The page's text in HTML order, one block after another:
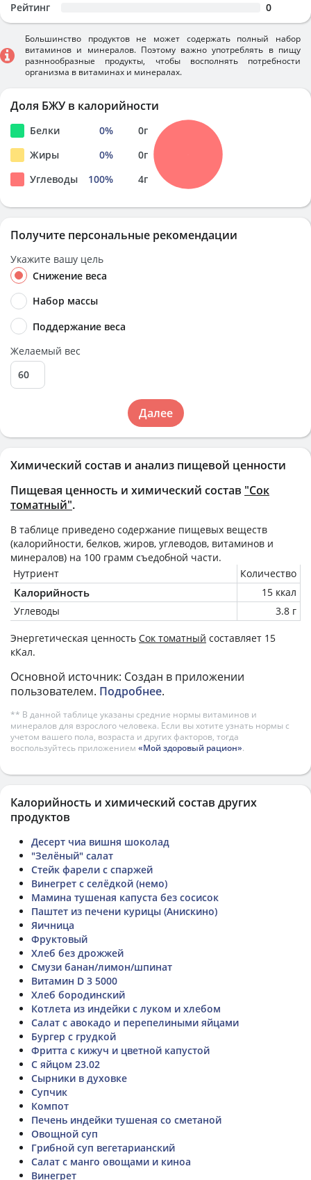
Химический состав и анализ пищевой ценности
Пищевая ценность и химический состав "Сок
томатный".
В таблице приведено содержание пищевых веществ
(калорийности, белков, жиров, углеводов, витаминов и
минералов) на 100 грамм съедобной части.
Нутриент
Количество
Калорийность
15 ккал
Углеводы
3.8 г
Энергетическая ценность Сок томатный составляет 15
кКал.
Основной источник: Создан в приложении
пользователем. Подробнее.
** В данной таблице указаны средние нормы витаминов и
минералов для взрослого человека. Если вы хотите узнать нормы с
учетом вашего пола, возраста и других факторов, тогда
воспользуйтесь приложением «Мой здоровый рацион».
Рейтинг 0
Большинство продуктов не может содержать полный набор
витаминов и минералов. Поэтому важно употреблять в пищу
разннообразные продукты, чтобы восполнять потребности
организма в витаминах и минералах.
Доля БЖУ в калорийности
Белки 0% 0г
Жиры
0% 0г
Углеводы
100% 4г
Получите персональные рекомендации
Укажите вашу цель
Снижение веса
Набор массы
Поддержание веса
Желаемый вес
Далее
Калорийность и химический состав других
продуктов
Десерт чиа вишня шоколад
"Зелёный" салат
Стейк фарели с спаржей
Винегрет с селёдкой (немо)
Мамина тушеная капуста без сосисок
Паштет из печени курицы (Анискино)
Яичница
Фруктовый
Хлеб без дрожжей
Смузи банан/лимон/шпинат
Витамин D 3 5000
Хлеб бородинский
Котлета из индейки с луком и хлебом
Салат с авокадо и перепелиными яйцами
Бургер с грудкой
Фритта с кижуч и цветной капустой
С яйцом 23.02
Сырники в духовке
Супчик
Компот
Печень индейки тушеная со сметаной
Овощной суп
Грибной суп вегетарианский
Салат с манго овощами и киноа
Винегрет